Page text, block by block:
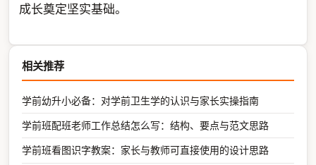
成长奠定坚实基础。
相关推荐
学前幼升小必备：对学前卫生学的认识与家长实操指南
学前班配班老师工作总结怎么写：结构、要点与范文思路
学前班看图识字教案：家长与教师可直接使用的设计思路